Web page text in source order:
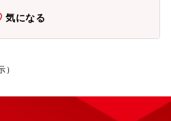
人材として、高難度案件へのリス
プロジェクトマネジメント経験者
見を活用しつつ、IT投資の成功確
あるポジションです。【組織構
通PMOチーム ※2025年度に新設
を活かして活躍が出来る。◎大規
を経験し、プロPMとして成長でき
ります。また当社が設計～販売の
順位を決めて社内システムを整備
権をもって携わることができま
気になる
）